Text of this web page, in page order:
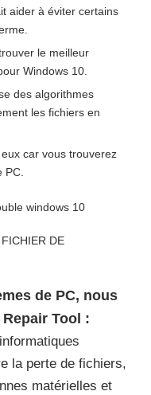
aider à éviter certains
le meilleur
Windows 10.
des algorithmes
les fichiers en
car vous trouverez
DE
de PC, nous
Tool :
la perte de fichiers,
matérielles et